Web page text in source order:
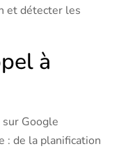
et détecter les
à
Google
: de la planification